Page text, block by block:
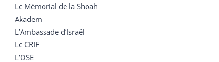
Le Mémorial de la Shoah
Akadem
L’Ambassade d’Israël
Le CRIF
L’OSE